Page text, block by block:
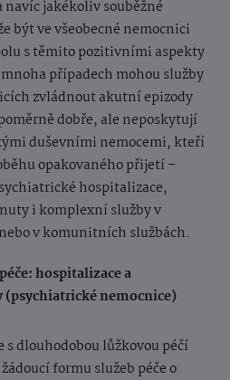
jakékoliv souběžné
být ve všeobecné nemocnici
s těmito pozitivními aspekty
případech mohou služby
zvládnout akutní epizody
dobře, ale neposkytují
duševními nemocemi, kteří
opakovaného přijetí –
hospitalizace,
i komplexní služby v
v komunitních službách.
hospitalizace a
(psychiatrické nemocnice)
dlouhodobou lůžkovou péčí
formu služeb péče o